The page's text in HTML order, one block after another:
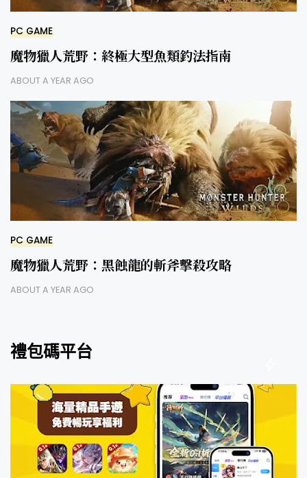
PC GAME
魔物獵人荒野：終極大型魚類釣法指南
ABOUT A YEAR AGO
PC GAME
魔物獵人荒野：黑蝕龍的斬斧擊殺攻略
ABOUT A YEAR AGO
禮包碼平台